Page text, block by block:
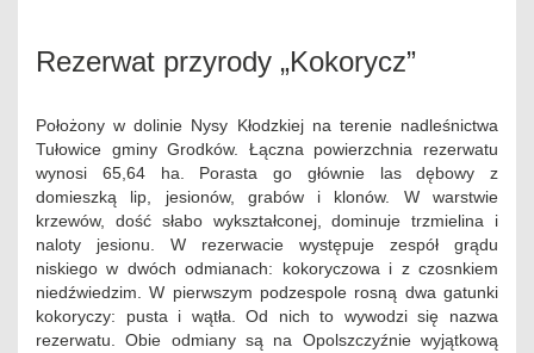
Rezerwat przyrody „Kokorycz”
Położony w dolinie Nysy Kłodzkiej na terenie nadleśnictwa
Tułowice gminy Grodków. Łączna powierzchnia rezerwatu
wynosi 65,64 ha. Porasta go głównie las dębowy z
domieszką lip, jesionów, grabów i klonów. W warstwie
krzewów, dość słabo wykształconej, dominuje trzmielina i
naloty jesionu. W rezerwacie występuje zespół grądu
niskiego w dwóch odmianach: kokoryczowa i z czosnkiem
niedźwiedzim. W pierwszym podzespole rosną dwa gatunki
kokoryczy: pusta i wątła. Od nich to wywodzi się nazwa
rezerwatu. Obie odmiany są na Opolszczyźnie wyjątkową